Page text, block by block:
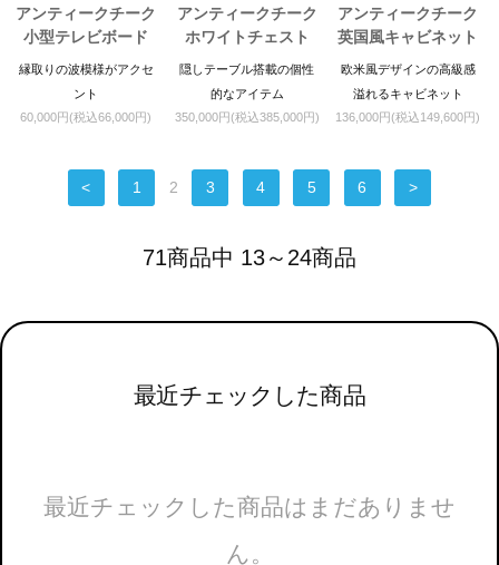
アンティークチーク
小型テレビボード
縁取りの波模様がアクセ
ント
60,000円(税込66,000円)
アンティークチーク
ホワイトチェスト
隠しテーブル搭載の個性
的なアイテム
350,000円(税込385,000円)
アンティークチーク
英国風キャビネット
欧米風デザインの高級感
溢れるキャビネット
136,000円(税込149,600円)
< 1 2 3 4 5 6 >
71商品中 13～24商品
最近チェックした商品
最近チェックした商品はまだありませ
ん。